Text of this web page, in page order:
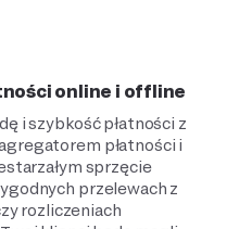
online i offline
i szybkość płatności z
płatności i
sprzęcie
przelewach z
rozliczeniach